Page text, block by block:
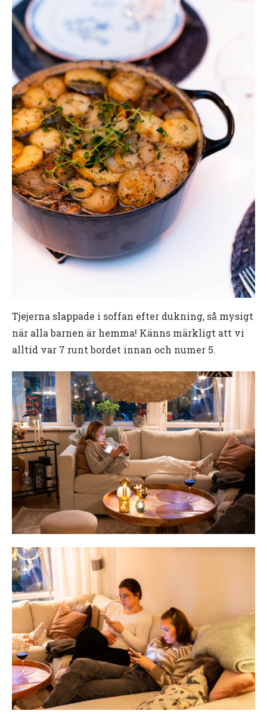
Tjejerna slappade i soffan efter dukning, så mysigt
när alla barnen är hemma! Känns märkligt att vi
alltid var 7 runt bordet innan och numer 5.